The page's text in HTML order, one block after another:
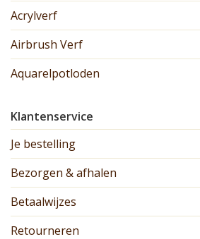
Acrylverf
Airbrush Verf
Aquarelpotloden
Klantenservice
Je bestelling
Bezorgen & afhalen
Betaalwijzes
Retourneren